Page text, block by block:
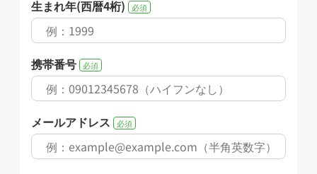
生まれ年(西暦4桁) 必須
携帯番号 必須
メールアドレス 必須